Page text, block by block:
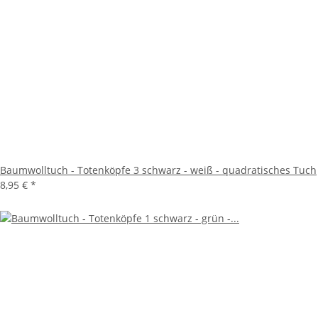
Baumwolltuch - Totenköpfe 3 schwarz - weiß - quadratisches Tuch
8,95 € *